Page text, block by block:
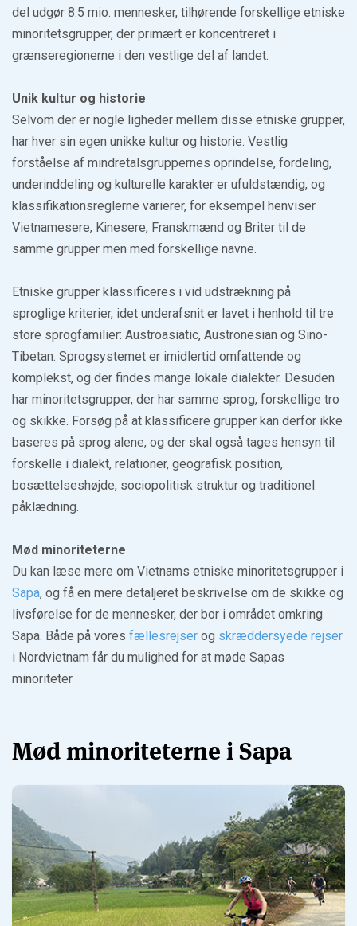
del udgør 8.5 mio. mennesker, tilhørende forskellige etniske
minoritetsgrupper, der primært er koncentreret i
grænseregionerne i den vestlige del af landet.
Unik kultur og historie
Selvom der er nogle ligheder mellem disse etniske grupper,
har hver sin egen unikke kultur og historie. Vestlig
forståelse af mindretalsgruppernes oprindelse, fordeling,
underinddeling og kulturelle karakter er ufuldstændig, og
klassifikationsreglerne varierer, for eksempel henviser
Vietnamesere, Kinesere, Franskmænd og Briter til de
samme grupper men med forskellige navne.
Etniske grupper klassificeres i vid udstrækning på
sproglige kriterier, idet underafsnit er lavet i henhold til tre
store sprogfamilier: Austroasiatic, Austronesian og Sino-
Tibetan. Sprogsystemet er imidlertid omfattende og
komplekst, og der findes mange lokale dialekter. Desuden
har minoritetsgrupper, der har samme sprog, forskellige tro
og skikke. Forsøg på at klassificere grupper kan derfor ikke
baseres på sprog alene, og der skal også tages hensyn til
forskelle i dialekt, relationer, geografisk position,
bosættelseshøjde, sociopolitisk struktur og traditionel
påklædning.
Mød minoriteterne
Du kan læse mere om Vietnams etniske minoritetsgrupper i
Sapa, og få en mere detaljeret beskrivelse om de skikke og
livsførelse for de mennesker, der bor i området omkring
Sapa. Både på vores fællesrejser og skræddersyede rejser
i Nordvietnam får du mulighed for at møde Sapas
minoriteter
Mød minoriteterne i Sapa